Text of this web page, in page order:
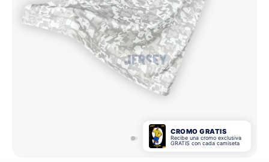
CROMO GRATIS
Recibe una cromo exclusiva
GRATIS con cada camiseta